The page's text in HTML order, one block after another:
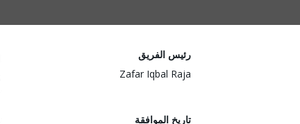
رئيس الفريق
Zafar Iqbal Raja
تاريخ الموافقة